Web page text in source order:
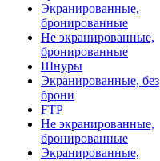
Экранированные,
бронированные
Не экранированные,
бронированные
Шнуры
Экранированные, без
брони
FTP
Не экранированные,
бронированные
Экранированные,